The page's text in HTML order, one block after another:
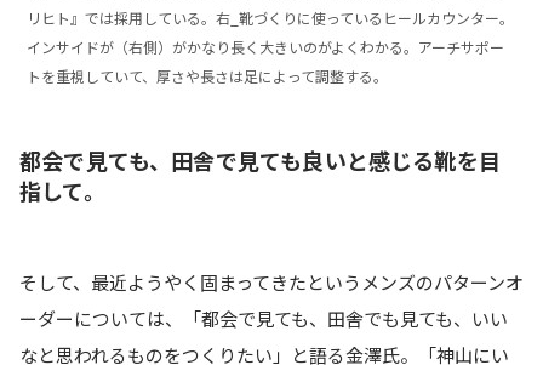
リヒト』では採用している。右_靴づくりに使っているヒールカウンター。
インサイドが（右側）がかなり長く大きいのがよくわかる。アーチサポー
トを重視していて、厚さや長さは足によって調整する。
都会で見ても、田舎で見ても良いと感じる靴を目
指して。
そして、最近ようやく固まってきたというメンズのパターンオ
ーダーについては、「都会で見ても、田舎でも見ても、いい
なと思われるものをつくりたい」と語る金澤氏。「神山にい